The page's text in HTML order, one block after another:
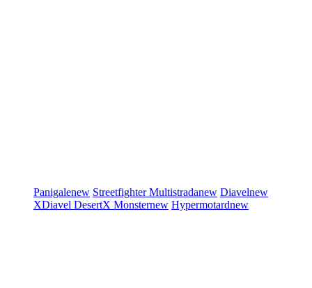
Panigalenew StreetfighterMultistradanew Diavelnew
XDiavel DesertX Monsternew Hypermotardnew